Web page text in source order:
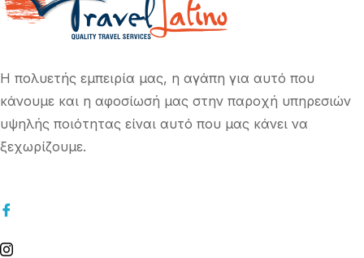
Η πολυετής εμπειρία μας, η αγάπη για αυτό που
κάνουμε και η αφοσίωσή μας στην παροχή υπηρεσιών
υψηλής ποιότητας είναι αυτό που μας κάνει να
ξεχωρίζουμε.